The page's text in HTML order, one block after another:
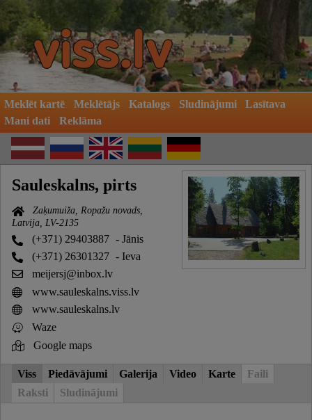
Meklēt kartē Meklētājs Katalogs Sludinājumi
Lasītava
Mani dati
Reklāma
Sauleskalns, pirts
Zaķumuiža, Ropažu novads,
Latvija, LV-2135
(+371) 29403887 - Jānis
(+371) 26301327 - Ieva
meijersj@inbox.lv
www.sauleskalns.viss.lv
www.sauleskalns.lv
Waze
Google maps
Viss Piedāvājumi Galerija Video Karte
Faili
Raksti
Sludinājumi